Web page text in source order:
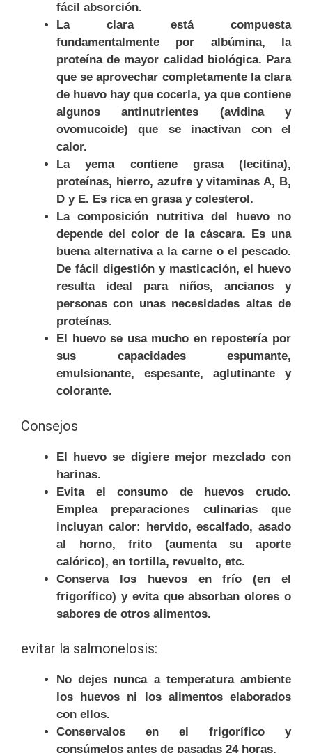
fácil absorción.
La clara está compuesta
fundamentalmente por albúmina, la
proteína de mayor calidad biológica. Para
que se aprovechar completamente la clara
de huevo hay que cocerla, ya que contiene
algunos antinutrientes (avidina y
ovomucoide) que se inactivan con el
calor.
La yema contiene grasa (lecitina),
proteínas, hierro, azufre y vitaminas A, B,
D y E. Es rica en grasa y colesterol.
La composición nutritiva del huevo no
depende del color de la cáscara. Es una
buena alternativa a la carne o el pescado.
De fácil digestión y masticación, el huevo
resulta ideal para niños, ancianos y
personas con unas necesidades altas de
proteínas.
El huevo se usa mucho en repostería por
sus capacidades espumante,
emulsionante, espesante, aglutinante y
colorante.
Consejos
El huevo se digiere mejor mezclado con
harinas.
Evita el consumo de huevos crudo.
Emplea preparaciones culinarias que
incluyan calor: hervido, escalfado, asado
al horno, frito (aumenta su aporte
calórico), en tortilla, revuelto, etc.
Conserva los huevos en frío (en el
frigorífico) y evita que absorban olores o
sabores de otros alimentos.
evitar la salmonelosis:
No dejes nunca a temperatura ambiente
los huevos ni los alimentos elaborados
con ellos.
Conservalos en el frigorífico y
consúmelos antes de pasadas 24 horas.